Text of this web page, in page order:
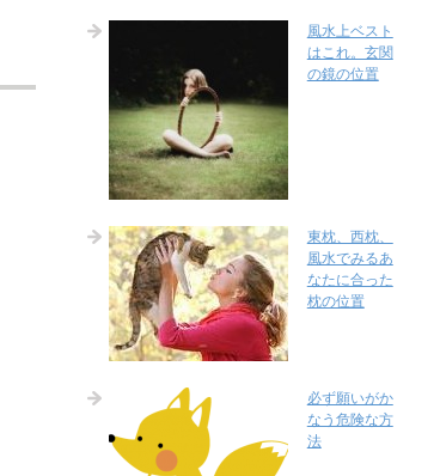
風水上ベスト
はこれ。玄関
の鏡の位置
東枕、西枕、
風水でみるあ
なたに合った
枕の位置
必ず願いがか
なう危険な方
法